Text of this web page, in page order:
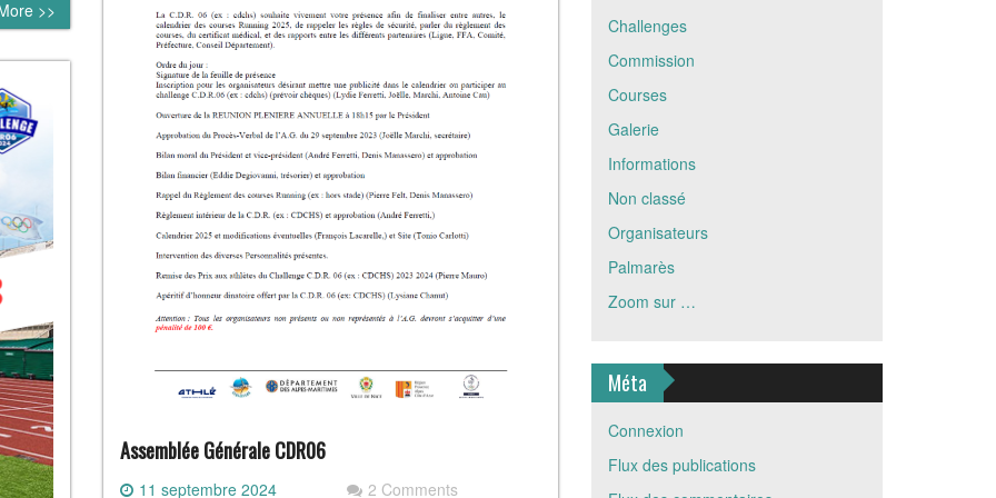
>>
Assemblée Générale CDR06
11 septembre 2024 2 Comments
Challenges
Commission
Courses
Galerie
Informations
Non classé
Organisateurs
Palmarès
Zoom sur …
Méta
Connexion
Flux des publications